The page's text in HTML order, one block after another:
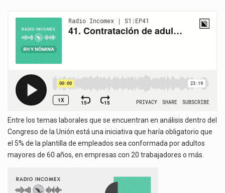
RADIO
Entre los temas laborales que se encuentran en análisis dentro del
Congreso de la Unión está una iniciativa que haría obligatorio que
el 5% de la plantilla de empleados sea conformada por adultos
mayores de 60 años, en empresas con 20 trabajadores o más.